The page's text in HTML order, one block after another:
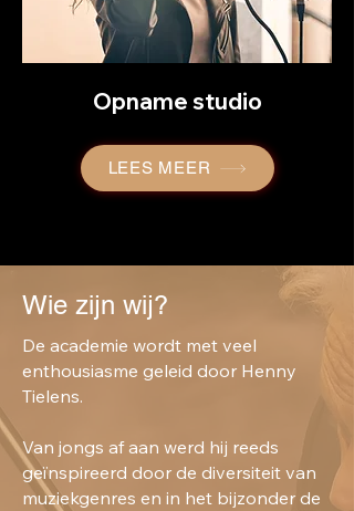
Opname studio
LEES MEER
Wie zijn wij?
De academie wordt met veel
enthousiasme geleid door Henny
Tielens.
Van jongs af aan werd hij reeds
geïnspireerd door de diversiteit van
muziekgenres en in het bijzonder de